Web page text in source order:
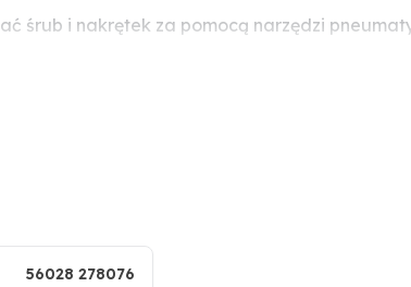
śrub i nakrętek za pomocą narzędzi
56028 278076